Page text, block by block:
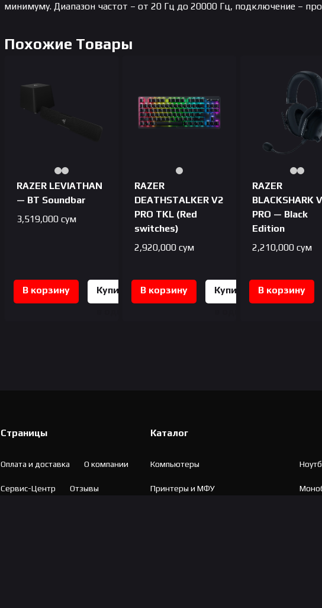
минимуму. Диапазон частот – от 20 Гц до 20000 Гц, подключение –
Похожие Товары
RAZER LEVIATHAN
— BT Soundbar
3,519,000 сум
В корзину
Купить
RAZER
DEATHSTALKER V2
PRO TKL (Red
switches)
2,920,000 сум
В корзину
Купить
RAZER
BLACKSHARK
PRO — Black
Edition
2,210,000сум
В корзину
Страницы
Оплата и доставка О компании
Сервис-Центр Отзывы
Каталог
Компьютеры
Принтеры и МФУ